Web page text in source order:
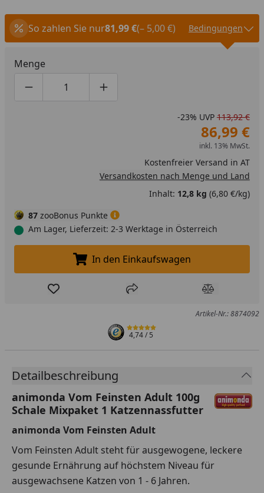
So zahlen Sie nur81,99 €(– 5,00 €) Bedingungen
Menge
Produktmenge um eins verringern
Produktmenge manuell eingeben
Produktmenge um eins erhöhen
-23% UVP 113,92 €
86,99 €
inkl. 13% MwSt.
Kostenfreier Versand in AT
Versandkosten nach Menge und Land
Inhalt: 12,8 kg (6,80 €/kg)
87 zooBonus Punkte
Am Lager, Lieferzeit: 2-3 Werktage in Österreich
In den Einkaufswagen legen
In den Einkaufswagen
Produkt zur Wunschliste hinzufügen
Teilen Produkt
Artikel-Nr.: 8874092
4,74/ 5
Detailbeschreibung
animonda Vom Feinsten Adult 100g
Schale Mixpaket 1 Katzennassfutter
animonda Vom Feinsten Adult
Vom Feinsten Adult steht für ausgewogene, leckere
gesunde Ernährung auf höchstem Niveau für
ausgewachsene Katzen von 1 - 6 Jahren.